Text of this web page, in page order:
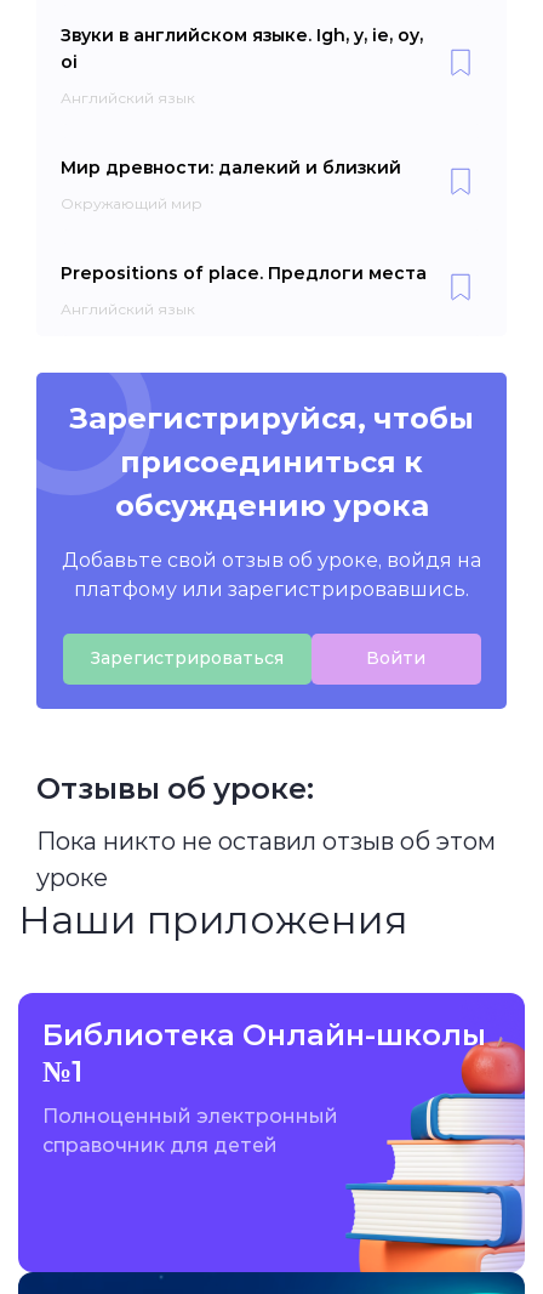
Звуки в английском языке. Igh, y, ie, oy,
oi
Английский язык
Мир древности: далекий и близкий
Окружающий мир
Prepositions of place. Предлоги места
Английский язык
Зарегистрируйся, чтобы
присоединиться к
обсуждению урока
Добавьте свой отзыв об уроке, войдя на
платфому или зарегистрировавшись.
Зарегистрироваться Войти
Отзывы об уроке:
Пока никто не оставил отзыв об этом
уроке
Наши приложения
Библиотека Онлайн-школы
№1
Полноценный электронный
справочник для детей